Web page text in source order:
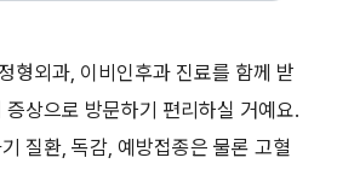
형외과, 이비인후과 진료를 함께 받
상으로 방문하기 편리하실 거예요.
질환, 독감, 예방접종은 물론 고혈